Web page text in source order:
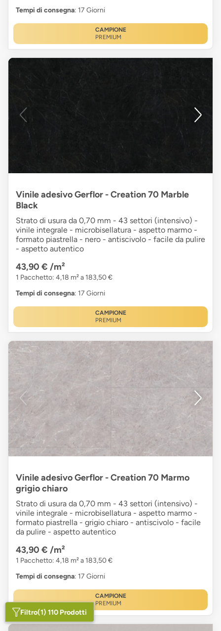
Tempi di consegna: 17 Giorni
CAMPIONE
PREMIUM
Vinile adesivo Gerflor - Creation 70 Marble
Black
Strato di usura da 0,70 mm - 43 settori (intensivo) -
vinile integrale - microbisellatura - aspetto marmo -
formato piastrella - nero - antiscivolo - facile da pulire
- aspetto autentico
43,90 € /m²
1 Pacchetto: 4,18 m² a 183,50 €
Tempi di consegna: 17 Giorni
CAMPIONE
PREMIUM
Vinile adesivo Gerflor - Creation 70 Marmo
grigio chiaro
Strato di usura da 0,70 mm - 43 settori (intensivo) -
vinile integrale - microbisellatura - aspetto marmo -
formato piastrella - grigio chiaro - antiscivolo - facile
da pulire - aspetto autentico
43,90 € /m²
1 Pacchetto: 4,18 m² a 183,50 €
Tempi di consegna: 17 Giorni
CAMPIONE
PREMIUM
Filtro(1) 110 Prodotti